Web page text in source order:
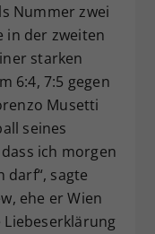
Nummer zwei
in der zweiten
starken
6:4, 7:5 gegen
Musetti
seines
ich morgen
darf“, sagte
ehe er Wien
Liebeserklärung